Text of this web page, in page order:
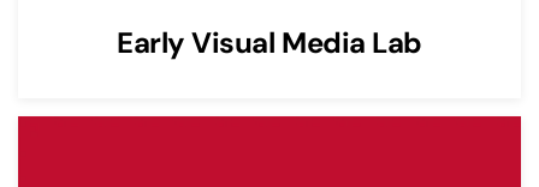
Early Visual Media Lab